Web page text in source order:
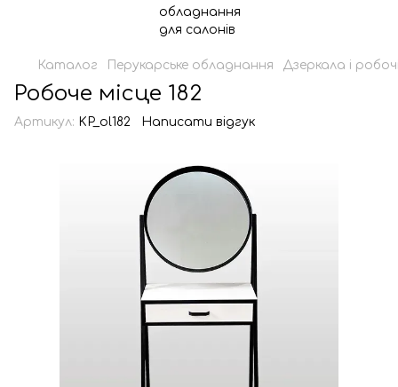
Каталог Перукарське обладнання Дзеркала і
Робоче місце 182
Артикул: KP_ol182 Написати відгук